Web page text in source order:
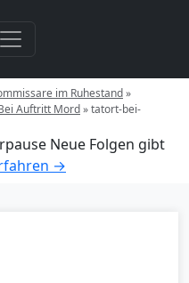
im Ruhestand»
Auftritt Mord»tatort-bei-
Neue Folgen gibt
→